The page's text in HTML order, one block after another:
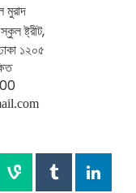
মুরাদ
স্কুলষ্ট্রীট,
১২০৫